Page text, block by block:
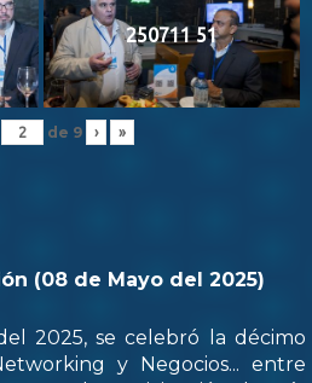
250711 51
de 9 › »
(08 de Mayo del 2025)
2025, se celebró la décimo
y Negocios... entre